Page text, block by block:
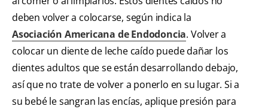
deben volver a colocarse, según indica la
Asociación Americana de Endodoncia. Volver a
colocar un diente de leche caído puede dañar los
dientes adultos que se están desarrollando debajo,
así que no trate de volver a ponerlo en su lugar. Si a
su bebé le sangran las encías, aplique presión para